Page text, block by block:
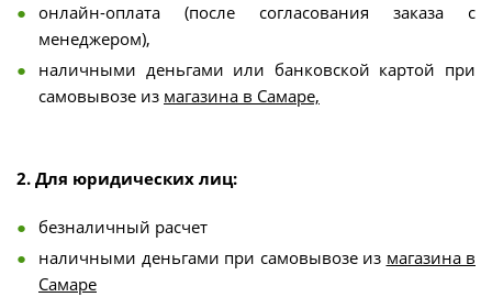
онлайн-оплата (после согласования заказа с
менеджером),
наличными деньгами или банковской картой при
самовывозе из магазина в Самаре,
2. Для юридических лиц:
безналичный расчет
наличными деньгами при самовывозе из магазина в
Самаре